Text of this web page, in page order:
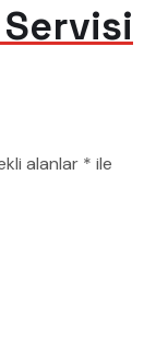
alanlar * ile